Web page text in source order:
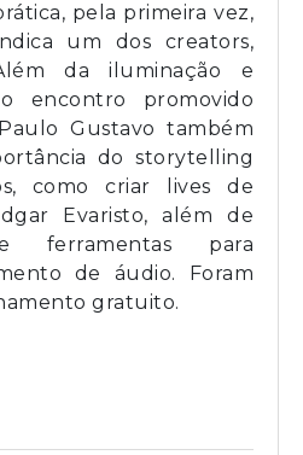
pela primeira vez,
um dos creators,
da iluminação e
encontro promovido
Gustavo também
do storytelling
como criar lives de
Evaristo, além de
ferramentas para
de áudio. Foram
gratuito.